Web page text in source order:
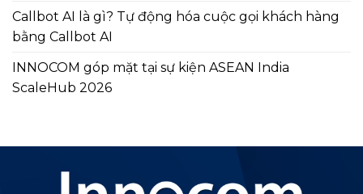
Callbot AI là gì? Tự động hóa cuộc gọi khách hàng
bằng Callbot AI
INNOCOM góp mặt tại sự kiện ASEAN India
ScaleHub 2026